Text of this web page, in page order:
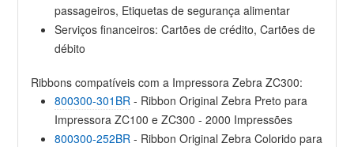
passageiros, Etiquetas de segurança alimentar
Serviços financeiros: Cartões de crédito, Cartões de
débito
Ribbons compatíveis com a Impressora Zebra ZC300:
800300-301BR - Ribbon Original Zebra Preto para
Impressora ZC100 e ZC300 - 2000 Impressões
800300-252BR - Ribbon Original Zebra Colorido para